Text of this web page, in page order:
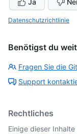
Ja
Datenschutzrichtlinie
Benötigst du
Fragen Sie die
Support
Rechtliches
Einige dieser